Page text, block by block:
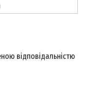
відповідальністю